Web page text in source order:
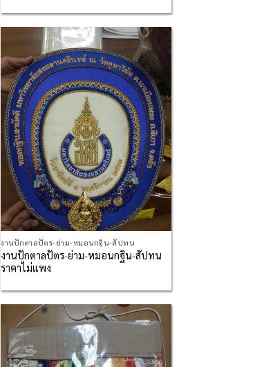
Add to
Wishlist
งานปักตาลปัตร-ย่าม-หมอนกฐิน-สัปทน
งานปักตาลปัตร-ย่าม-หมอนกฐิน-สัปทน
ราคาไม่แพง
Wishlist